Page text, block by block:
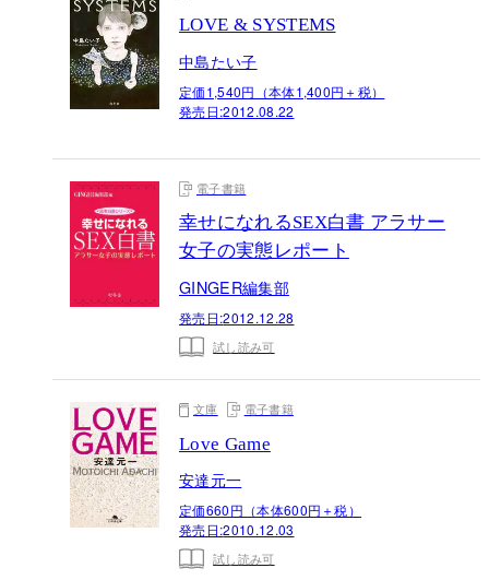
LOVE & SYSTEMS
中島たい子
定価1,540円（本体1,400円＋税）
発売日:2012.08.22
電子書籍
幸せになれるSEX白書 アラサー
女子の実態レポート
GINGER編集部
発売日:2012.12.28
試し読み可
文庫 電子書籍
Love Game
安達元一
定価660円（本体600円＋税）
発売日:2010.12.03
試し読み可